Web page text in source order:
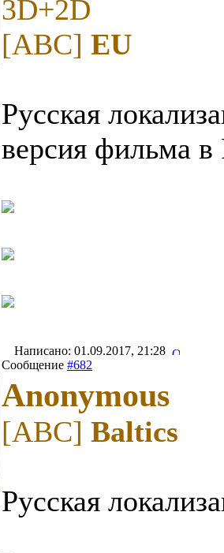
3D+2D
[ABC] EU
Русская
версия фильма в
Написано: 01.09.2017, 21:28
Сообщение #682
Anonymous
[ABC] Baltics
Русская